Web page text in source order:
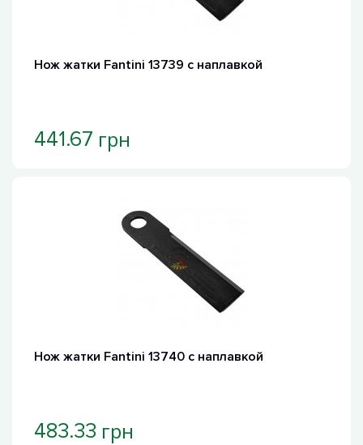
Нож жатки Fantini 13739 с наплавкой
441.67 грн
Нож жатки Fantini 13740 с наплавкой
483.33 грн